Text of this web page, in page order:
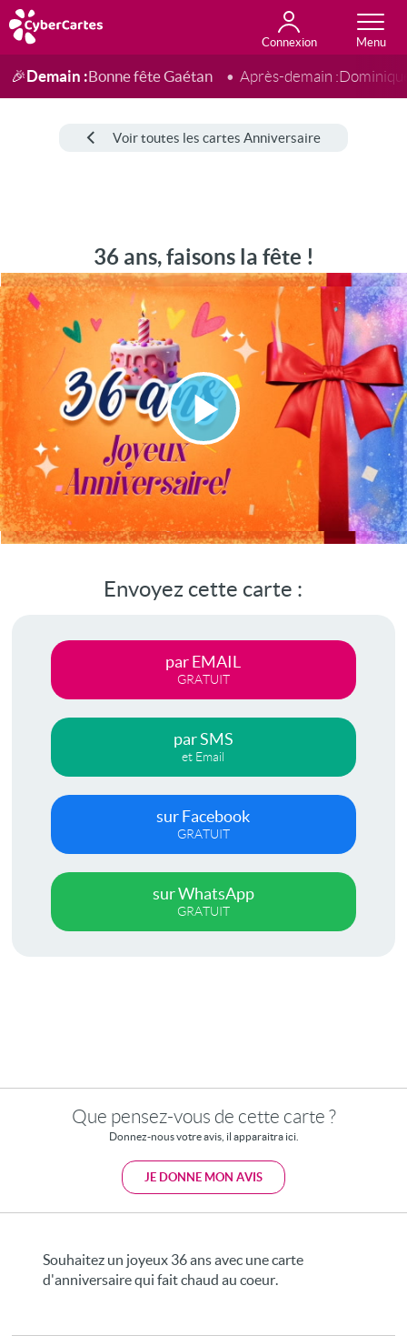
Connexion
Anniversaire
Fête du jour
Amour
Amitié
Merci
Toutes les cartes
🎉Demain :Bonne fête Gaétan Après-demain :
Voir toutes les cartes Anniversaire
36 ans, faisons la fête !
Lire
la
vidéo
Envoyez cette carte :
par EMAIL
GRATUIT
par SMS
et Email
sur Facebook
GRATUIT
sur WhatsApp
GRATUIT
Que pensez-vous de cette carte ?
Donnez-nous votre avis, il apparaitra ici.
JE DONNE MON AVIS
Souhaitez un joyeux 36 ans avec une carte
d'anniversaire qui fait chaud au coeur.